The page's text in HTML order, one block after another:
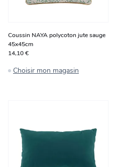
Coussin NAYA polycoton jute sauge
45x45cm
14,10 €
Choisir mon magasin